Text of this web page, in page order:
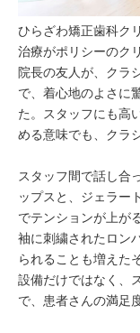
ひらざわ矯正歯科ク
治療がポリシーのク
院長の友人が、クラ
で、着心地のよさに
た。スタッフにも高
める意味でも、クラ
スタッフ間で話し合
ップスと、ジェラー
でテンションが上が
袖に刺繍されたロン
られることも増えた
設備だけではなく、
で、患者さんの満足